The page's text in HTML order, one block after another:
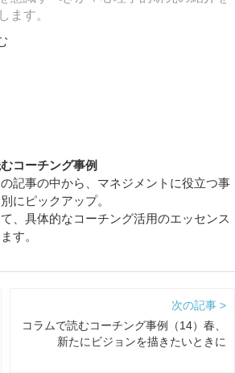
ます。
コーチング事例
記事の中から、マネジメントに役立つ事
にピックアップ。
、具体的なコーチング活用のエッセンス
す。
次の記事 >
コラムで読むコーチング事例（14）春、
新たにビジョンを描きたいときに